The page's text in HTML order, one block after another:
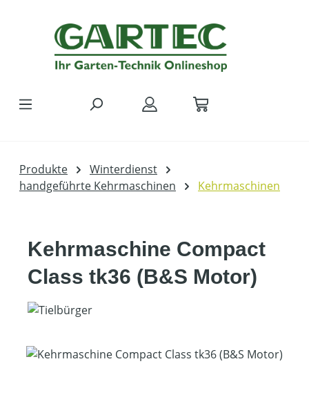
Produkte
Winterdienst
handgeführte Kehrmaschinen
Kehrmaschinen
Kehrmaschine Compact
Class tk36 (B&S Motor)
Bildergalerie überspringen